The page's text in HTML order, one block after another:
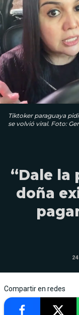
Tiktoker paraguaya
se volvió viral. Foto:
“Dale la
doña
Compartir en redes